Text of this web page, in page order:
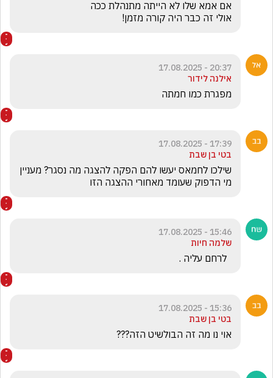
אולי זה כבר היה קורה מזמן!
20:37 - 17.08.2025
אילנה לידור
מפגרת כמו חמתה
17:39 - 17.08.2025
בטי בן שבת
מי הדפוק שעומד מאחורי ההצגה הזו
15:46 - 17.08.2025
שלמה חיות
15:36 - 17.08.2025
בטי בן שבת
אוי נו מה זה הבולשיט הזה???